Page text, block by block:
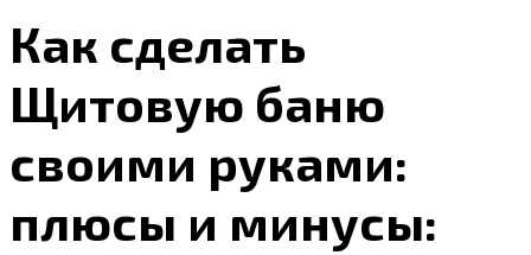
Как сделать
Щитовую баню
своими руками:
плюсы и минусы: